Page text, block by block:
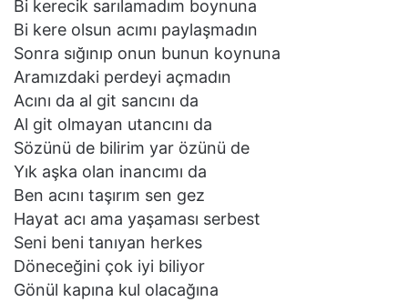
Bi kerecik sarılamadım boynuna
Bi kere olsun acımı paylaşmadın
Sonra sığınıp onun bunun koynuna
Aramızdaki perdeyi açmadın
Acını da al git sancını da
Al git olmayan utancını da
Sözünü de bilirim yar özünü de
Yık aşka olan inancımı da
Ben acını taşırım sen gez
Hayat acı ama yaşaması serbest
Seni beni tanıyan herkes
Döneceğini çok iyi biliyor
Gönül kapına kul olacağına